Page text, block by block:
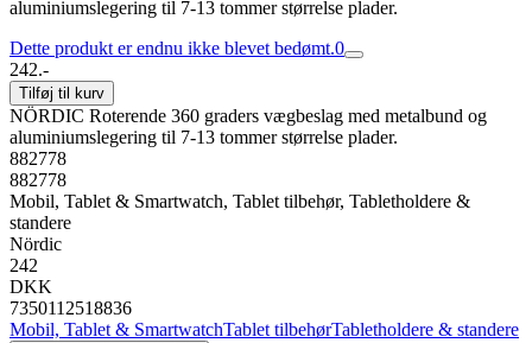
aluminiumslegering til 7-13 tommer størrelse plader.
Dette produkt er endnu ikke blevet bedømt.0
242.-
Tilføj til kurv
NÖRDIC Roterende 360 graders vægbeslag med metalbund og
aluminiumslegering til 7-13 tommer størrelse plader.
882778
882778
Mobil, Tablet & Smartwatch, Tablet tilbehør, Tabletholdere &
standere
Nördic
242
DKK
7350112518836
Mobil, Tablet & SmartwatchTablet tilbehørTabletholdere & standere